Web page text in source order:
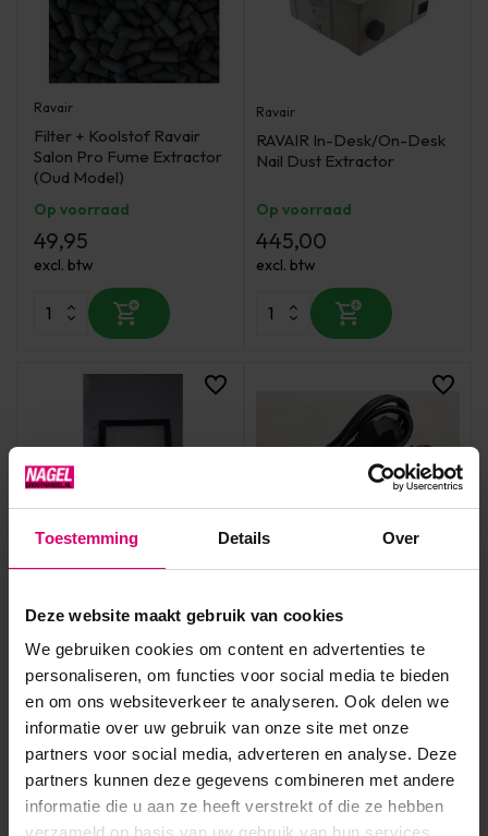
Toestemming Details Over
Deze website maakt gebruik van cookies
We gebruiken cookies om content en advertenties te
personaliseren, om functies voor social media te bieden
en om ons websiteverkeer te analyseren. Ook delen we
informatie over uw gebruik van onze site met onze
partners voor social media, adverteren en analyse. Deze
partners kunnen deze gegevens combineren met andere
informatie die u aan ze heeft verstrekt of die ze hebben
verzameld op basis van uw gebruik van hun services.
Ravair
Filter + Koolstof Ravair
Salon Pro Fume Extractor
(Oud Model)
Op voorraad
49,95
excl. btw
Ravair
RAVAIR In-Desk/On-Desk
Nail Dust Extractor
Op voorraad
445,00
excl. btw
Ravair
Flexi Nail Dust Extractor
Op voorraad
25,95
excl. btw
RAVAIR Flexi Adapter and
EU Plug
Op voorraad
39,95
excl. btw